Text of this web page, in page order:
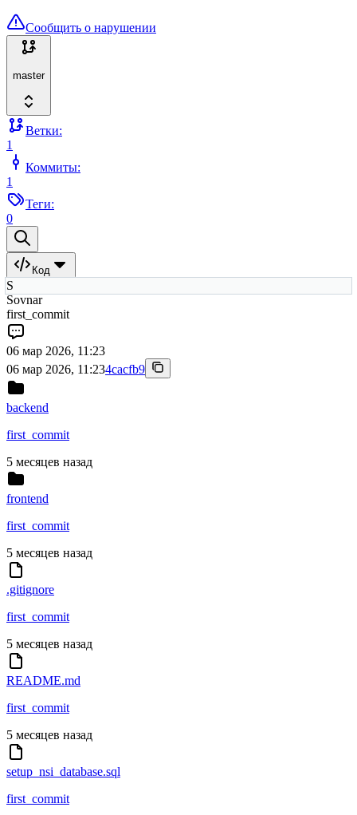
Сообщить о нарушении
master
Ветки:
1
Коммиты:
1
Теги:
0
Код
S
Sovnar
first_commit
06 мар 2026, 11:23
06 мар 2026, 11:234cacfb9
backend
first_commit
5 месяцев назад
frontend
first_commit
5 месяцев назад
.gitignore
first_commit
5 месяцев назад
README.md
first_commit
5 месяцев назад
setup_nsi_database.sql
first_commit